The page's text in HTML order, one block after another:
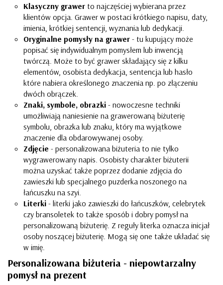
Klasyczny grawer to najczęściej wybierana przez
klientów opcja. Grawer w postaci krótkiego napisu, daty,
imienia, krótkiej sentencji, wyznania lub dedykacji.
Oryginalne pomysły na grawer - tu kupujący może
popisać się indywidualnym pomysłem lub inwencją
twórczą. Może to być grawer składający się z kilku
elementów, osobista dedykacja, sentencja lub hasło
które nabiera określonego znaczenia np. po złączeniu
dwóch obrączek.
Znaki, symbole, obrazki - nowoczesne techniki
umożliwiają naniesienie na grawerowaną biżuterię
symbolu, obrazka lub znaku, który ma wyjątkowe
znaczenie dla obdarowywanej osoby.
Zdjęcie - personalizowana biżuteria to nie tylko
wygrawerowany napis. Osobisty charakter biżuterii
można uzyskać także poprzez dodanie zdjęcia do
zawieszki lub specjalnego puzderka noszonego na
łańcuszku na szyi.
Literki - literki jako zawieszki do łańcuszków, celebrytek
czy bransoletek to także sposób i dobry pomysł na
personalizowaną biżuterię. Z reguły literka oznacza inicjał
osoby noszącej biżuterię. Mogą się one także układać się
w imię.
Personalizowana biżuteria - niepowtarzalny
pomysł na prezent